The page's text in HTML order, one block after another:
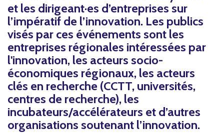
et les dirigeant·es d’entreprises sur
l’impératif de l’innovation. Les publics
visés par ces événements sont les
entreprises régionales intéressées par
l'innovation, les acteurs socio-
économiques régionaux, les acteurs
clés en recherche (CCTT, universités,
centres de recherche), les
incubateurs/accélérateurs et d’autres
organisations soutenant l’innovation.